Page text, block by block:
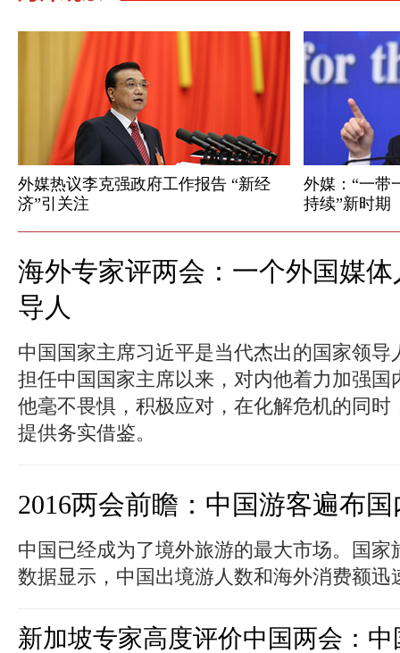
外媒热议李克强政府工作报告 “新经
济”引关注
外媒：“一带
持续”新时期
海外专家评两会：一个外国媒
导人
中国国家主席习近平是当代杰出的国家领导
担任中国国家主席以来，对内他着力加强国
他毫不畏惧，积极应对，在化解危机的同时
提供务实借鉴。
2016两会前瞻：中国游客遍布国
中国已经成为了境外旅游的最大市场。国家
数据显示，中国出境游人数和海外消费额迅
新加坡专家高度评价中国两会：